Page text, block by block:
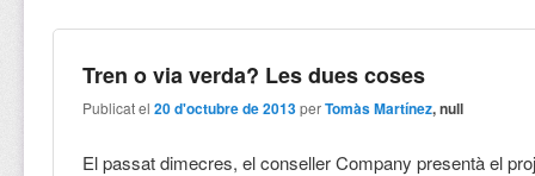
Tren o via verda? Les dues coses
Publicat el20 d'octubre de 2013 perTomàs Martínez, null
El passat dimecres, el conseller Company presentà el